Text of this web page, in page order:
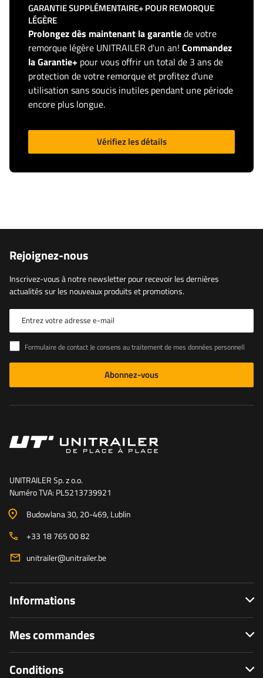
GARANTIE SUPPLÉMENTAIRE+ POUR REMORQUE
LÉGÈRE
Prolongez dès maintenant la garantiede votre
remorque légère UNITRAILER d'un an! Commandez
la Garantie+ pour vous offrir un total de 3 ans de
protection de votre remorque et profitez d'une
utilisation sans soucis inutiles pendant une période
encore plus longue.
Vérifiez les détails
Rejoignez-nous
Inscrivez-vous à notre newsletter pour recevoir les dernières
actualités sur les nouveaux produits et promotions.
Entrez votre adresse e-mail
Formulaire de contact Je consens au traitement de mes données personnelles contenues dans le formulaire de contact conformément au règlement du Parlement européen et du Conseil (UE)
Abonnez-vous
UNITRAILER Sp. z o.o.
Numéro TVA: PL5213739921
Budowlana 30, 20-469, Lublin
+33 18 765 00 82
unitrailer@unitrailer.be
Informations
Mes commandes
Conditions